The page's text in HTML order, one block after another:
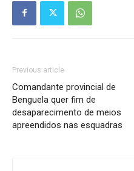
Previous article
Comandante provincial de
Benguela quer fim de
desaparecimento de meios
apreendidos nas esquadras